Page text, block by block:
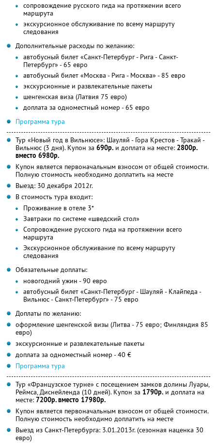
сопровождение русского гида на протяжении всего
маршрута
экскурсионное обслуживание по всему маршруту
следования
Дополнительные расходы по желанию:
автобусный билет «Санкт-Петербург - Рига - Санкт-
Петербург» - 65 евро
автобусный билет «Москва - Рига - Москва» - 85 евро
экскурсионные и развлекательные пакеты
шенгенская виза (Латвия 75 евро)
доплата за одноместный номер - 65 евро
Программа тура
Тур «Новый год в Вильнюсе»: Шауляй - Гора Крестов - Тракай -
Вильнюс (3 дня). Купон за 690р. и доплата на месте: 2800р.
вместо 6980р.
Купон является первоначальным взносом от общей стоимости.
Полную стоимость необходимо доплатить на месте
Выезд: 30 декабря 2012г.
В стоимость тура входит:
Проживание в отеле 3*
Завтраки по системе «шведский стол»
Сопровождение русского гида на протяжении всего
маршрута
Экскурсионное обслуживание по всему маршруту
следования
Обязательные доплаты:
новогодний ужин - 90 евро
автобусный билет «Санкт-Петербург - Шауляй - Клайпеда -
Вильнюс - Санкт-Петербург» - 75 евро
Доплаты по желанию:
оформление шенгенской визы (Литва - 75 евро; Финляндия 85
евро)
экскурсионные и развлекательные пакеты
доплата за одноместный номер - 40 €
Программа тура
Тур «Французское турне» с посещением замков долины Луары,
Реймса, Диснейленда (10 дней). Купон за 1790р. и доплата на
месте: 7200р. вместо 17980р.
Купон является первоначальным взносом от общей стоимости.
Полную стоимость необходимо доплатить на месте
Выезд из Санкт-Петербурга: 3.01.2013г. (сезонная наценка 30
евро)